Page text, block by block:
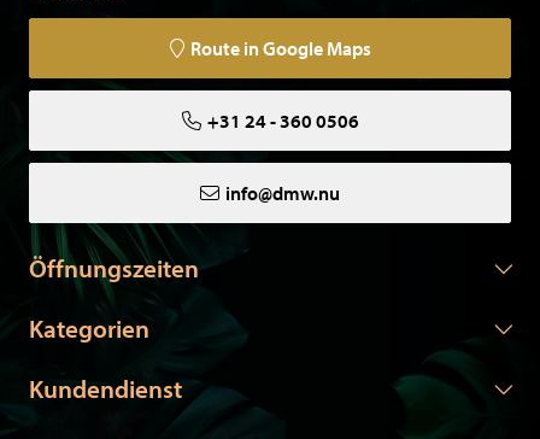
Route in Google Maps
+31 24 - 360 0506
info@dmw.nu
Öffnungszeiten
Kategorien
Kundendienst